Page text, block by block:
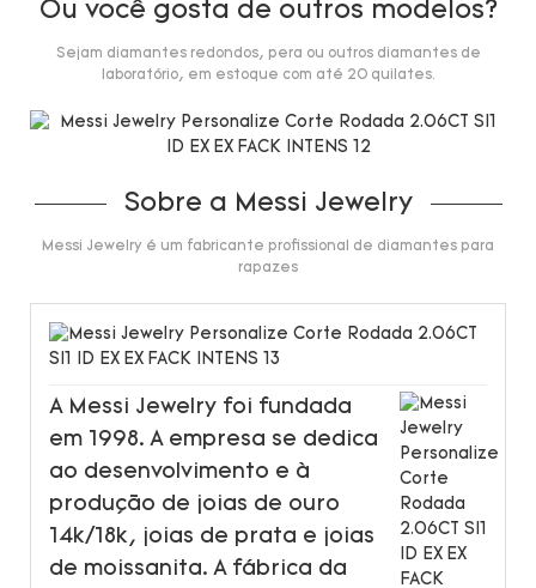
Ou você gosta de outros modelos?
Sejam diamantes redondos, pera ou outros diamantes de
laboratório, em estoque com até 20 quilates.
Sobre a Messi Jewelry
Messi Jewelry é um fabricante profissional de diamantes para
rapazes
A Messi Jewelry foi fundada
em 1998. A empresa se dedica
ao desenvolvimento e à
produção de joias de ouro
14k/18k, joias de prata e joias
de moissanita. A fábrica da